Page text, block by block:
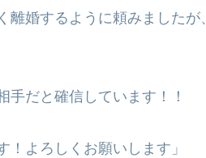
離婚するように頼みました
手だと確信しています！！
よろしくお願いします」